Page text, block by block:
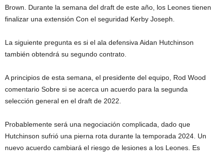
Brown. Durante la semana del draft de este año, los Leones tienen
finalizar una extensión Con el seguridad Kerby Joseph.
La siguiente pregunta es si el ala defensiva Aidan Hutchinson
también obtendrá su segundo contrato.
A principios de esta semana, el presidente del equipo, Rod Wood
comentario Sobre si se acerca un acuerdo para la segunda
selección general en el draft de 2022.
Probablemente será una negociación complicada, dado que
Hutchinson sufrió una pierna rota durante la temporada 2024. Un
nuevo acuerdo cambiará el riesgo de lesiones a los Leones. Es